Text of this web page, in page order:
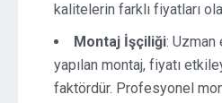
kalitelerin farklı fiyatları
Montaj İşçiliği: Uzman
yapılan montaj, fiyatı
faktördür. Profesyonel